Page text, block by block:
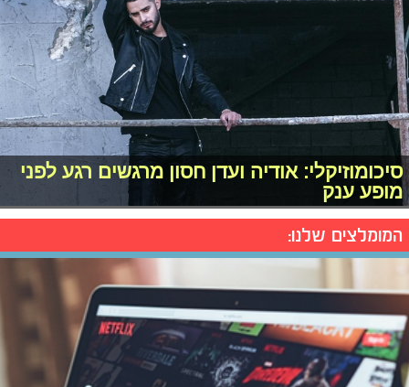
סיכומוזיקלי: אודיה ועדן חסון מרגשים רגע לפני
מופע ענק
המומלצים שלנו: